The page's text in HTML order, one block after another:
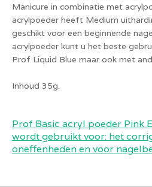
Manicure in combinatie met
acrylpoeder heeft Medium
geschikt voor een beginnende
acrylpoeder kunt u het beste
Prof Liquid Blue maar ook met
Inhoud 35g.
Prof Basic acryl poeder Pink
wordt gebruikt voor: het
oneffenheden en voor